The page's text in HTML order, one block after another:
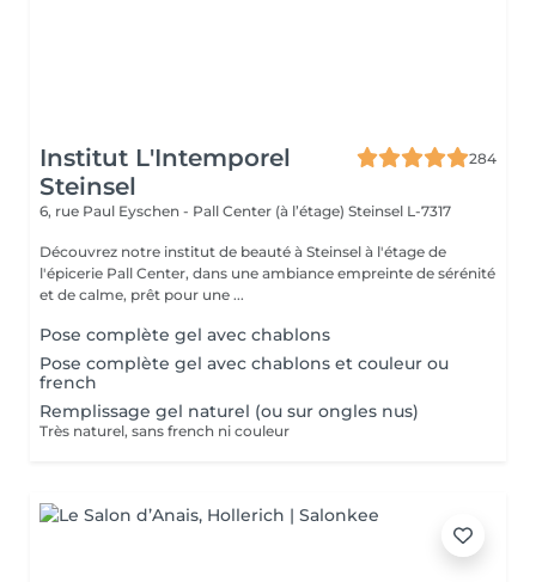
Institut L'Intemporel
Steinsel
284
6, rue Paul Eyschen - Pall Center (à l’étage) Steinsel L-7317
Découvrez notre institut de beauté à Steinsel à l'étage de
l'épicerie Pall Center, dans une ambiance empreinte de sérénité
et de calme, prêt pour une ...
Pose complète gel avec chablons
Pose complète gel avec chablons et couleur ou
french
Remplissage gel naturel (ou sur ongles nus)
Très naturel, sans french ni couleur